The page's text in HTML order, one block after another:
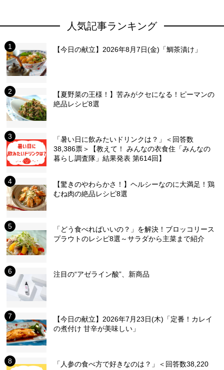
人気記事ランキング
【今日の献立】2026年8月7日(金)「鯛茶漬け」
【夏野菜の王様！】苦みがクセになる！ピーマンの
絶品レシピ8選
「暑い日に飲みたいドリンクは？」＜回答数
38,386票＞【教えて！ みんなの衣食住「みんなの
暮らし調査隊」結果発表 第614回】
【驚きのやわらかさ！】ヘルシーなのに大満足！鶏
むね肉の絶品レシピ8選
「どう食べればいいの？」を解決！ブロッコリース
プラウトのレシピ8選～サラダから主菜まで紹介
注目の“アゼライン酸”、新商品
【今日の献立】2026年7月23日(木)「定番！カレイ
の煮付け 甘辛が美味しい」
「人参の食べ方で好きなのは？」＜回答数38,220